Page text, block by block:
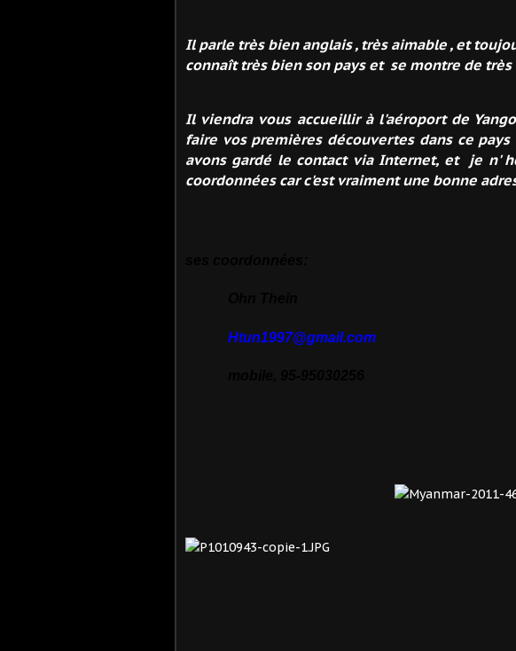
Il parle très bien anglais , très aimable , et
connaît très bien son pays et se montre de très
Il viendra vous accueillir à l'aéroport de
faire vos premières découvertes dans ce
avons gardé le contact via Internet, et je n'
coordonnées car c'est vraiment une bonne
Htun1997@gmail.com